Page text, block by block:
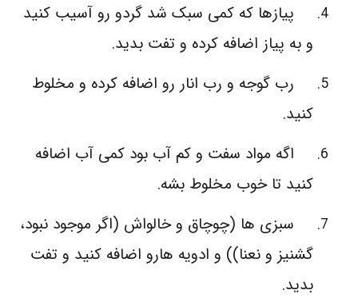
پیازها که کمی سبک شد گردو رو آسیب کنید
و به پیاز اضافه کرده و تفت بدید.
رب گوجه و رب انار رو اضافه کرده و مخلوط
کنید.
اگه مواد سفت و کم آب بود کمی آب اضافه
کنید تا خوب مخلوط بشه.
سبزی ها (چوچاق و خالواش (اگر موجود نبود،
گشنیز و نعنا)) و ادویه هارو اضافه کنید و تفت
بدید.